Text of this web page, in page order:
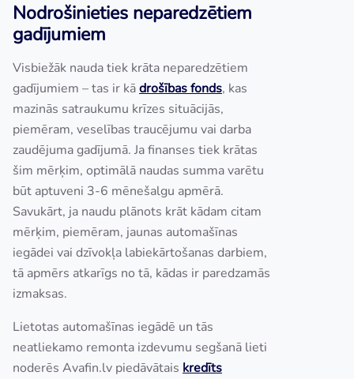
Nodrošinieties neparedzētiem
gadījumiem
Visbiežāk nauda tiek krāta neparedzētiem
gadījumiem – tas ir kādrošības fonds, kas
mazinās satraukumu krīzes situācijās,
piemēram, veselības traucējumu vai darba
zaudējuma gadījumā. Ja finanses tiek krātas
šim mērķim, optimālā naudas summa varētu
būt aptuveni 3-6 mēnešalgu apmērā.
Savukārt, ja naudu plānots krāt kādam citam
mērķim, piemēram, jaunas automašīnas
iegādei vai dzīvokļa labiekārtošanas darbiem,
tā apmērs atkarīgs no tā, kādas ir paredzamās
izmaksas.
Lietotas automašīnas iegādē un tās
neatliekamo remonta izdevumu segšanā lieti
noderēs Avafin.lv piedāvātais kredīts